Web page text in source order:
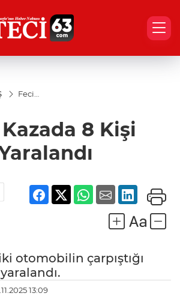
Feci
8 Kişi
otomobilin çarpıştığı
13:09